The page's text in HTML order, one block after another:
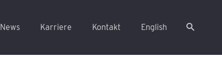
News Karriere Kontakt English